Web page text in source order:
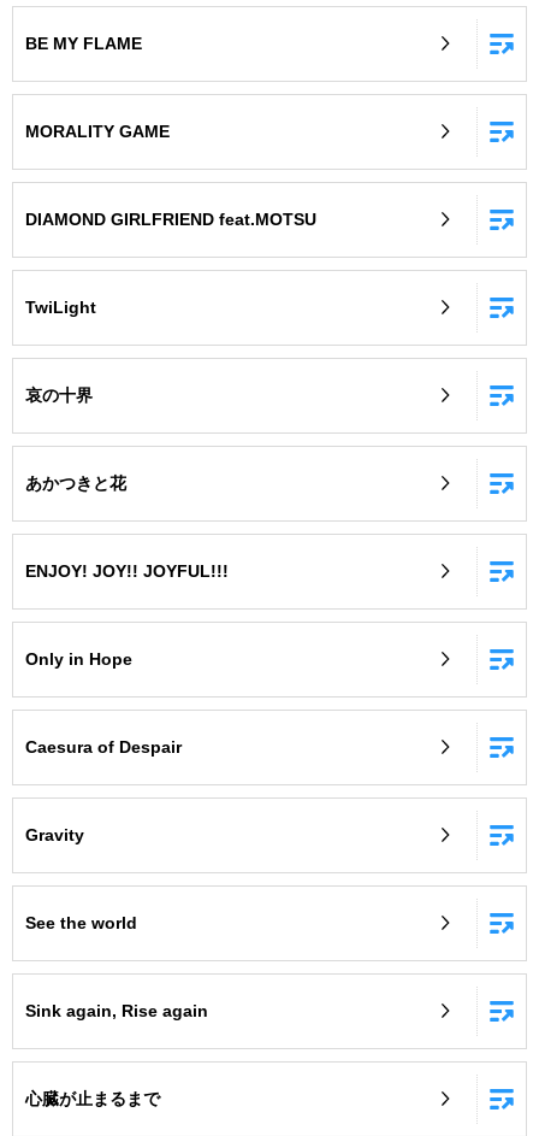
自宅でカラオケ歌い放題！
BE MY FLAME
MORALITY GAME
DIAMOND GIRLFRIEND feat.MOTSU
TwiLight
哀の十界
あかつきと花
ENJOY! JOY!! JOYFUL!!!
Only in Hope
Caesura of Despair
Gravity
See the world
Sink again, Rise again
心臓が止まるまで